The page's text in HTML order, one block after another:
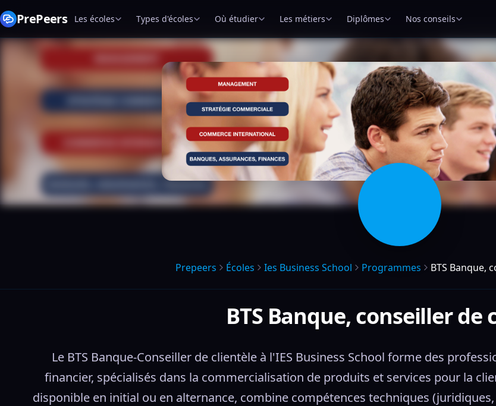
PrePeers Les écoles Types d'écoles Où étudier Les métiers Diplômes Nos conseils
Prepeers Écoles Ies Business School Programmes BTS Banque,
BTS Banque, conseiller de
Le BTS Banque-Conseiller de clientèle à l'IES Business School forme des
financier, spécialisés dans la commercialisation de produits et services pour la
disponible en initial ou en alternance, combine compétences techniques